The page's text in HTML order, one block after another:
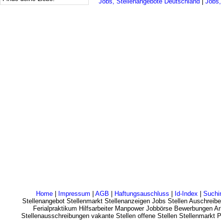
Home| Impressum AGB Haftungsauschluss Id-Index|
Stellenangebot Stellenmarkt Stellenanzeigen Jobs Stellen
Ferialpraktikum Hilfsarbeiter Manpower Jobbörse Bewerbungen
Stellenausschreibungen vakante Stellen offene Stellen Stellenmarkt